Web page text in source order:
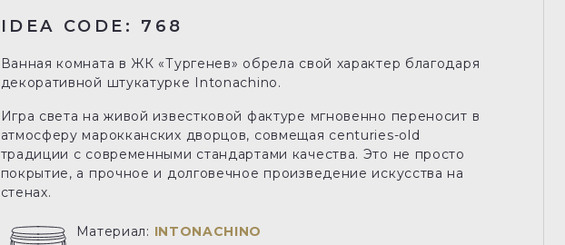
IDEA CODE: 768
Ванная комната в ЖК «Тургенев» обрела свой характер благодаря
декоративной штукатурке Intonachino.
Игра света на живой известковой фактуре мгновенно переносит в
атмосферу марокканских дворцов, совмещая centuries-old
традиции с современными стандартами качества. Это не просто
покрытие, а прочное и долговечное произведение искусства на
стенах.
Материал: INTONACHINO